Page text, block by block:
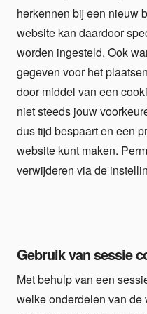
herkennen bij een nieuw
website kan daardoor
worden ingesteld. Ook
gegeven voor het
door middel van een
niet steeds jouw
dus tijd bespaart en een
website kunt maken.
verwijderen via de
Gebruik van sessie
Met behulp van een
welke onderdelen van de